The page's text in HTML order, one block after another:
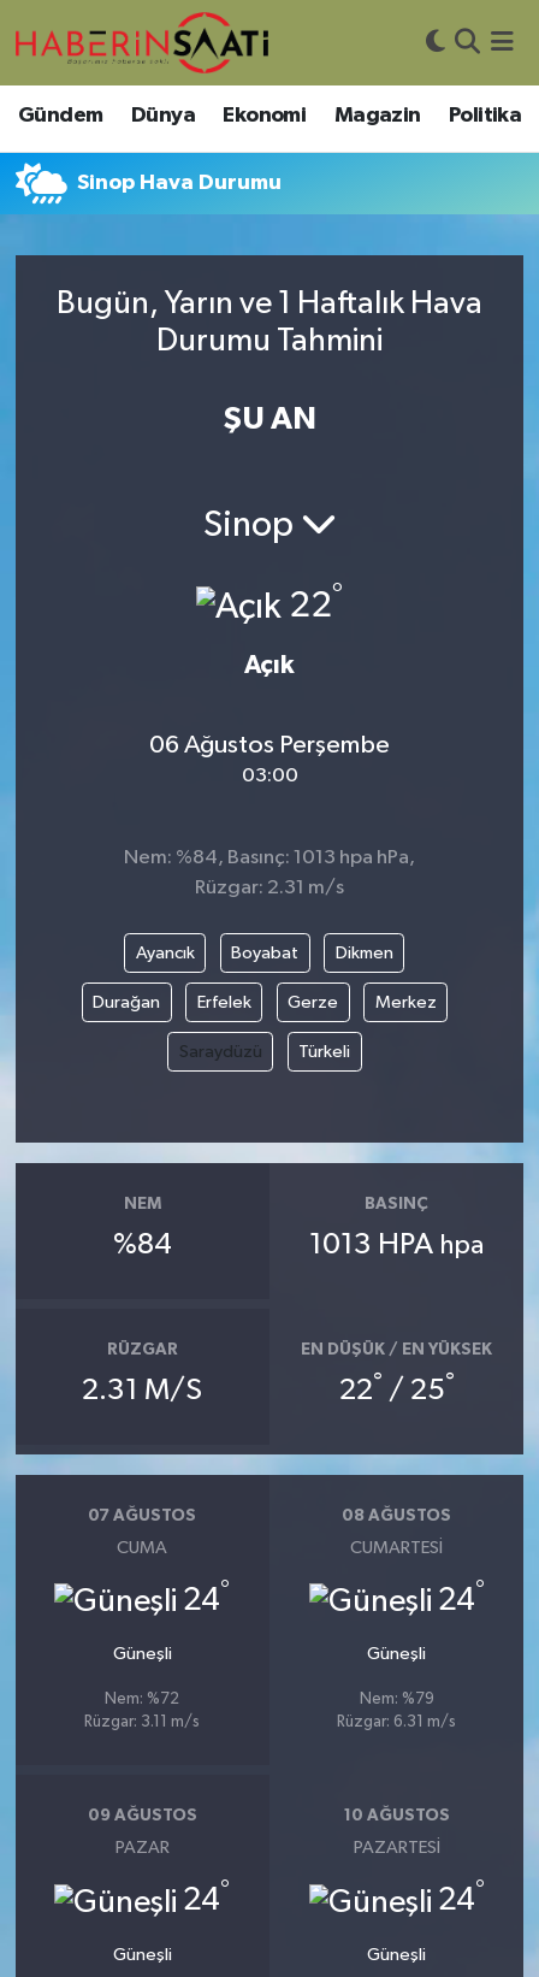
Gündem Dünya Ekonomi Magazin Politika
Sinop Hava Durumu
Bugün, Yarın ve 1 Haftalık Hava
Durumu Tahmini
ŞU AN
Sinop
22°
Açık
06 Ağustos Perşembe
03:00
Nem: %84, Basınç: 1013 hpa hPa,
Rüzgar: 2.31 m/s
Ayancık Boyabat Dikmen
Durağan Erfelek Gerze Merkez
Saraydüzü Türkeli
NEM
%84
BASINÇ
1013 HPA hpa
RÜZGAR
2.31 M/S
EN DÜŞÜK / EN YÜKSEK
22° / 25°
07 AĞUSTOS
CUMA
24°
Güneşli
Nem: %72
Rüzgar: 3.11 m/s
08 AĞUSTOS
CUMARTESI
24°
Güneşli
Nem: %79
Rüzgar: 6.31 m/s
09 AĞUSTOS
PAZAR
24°
Güneşli
10 AĞUSTOS
PAZARTESI
24°
Güneşli
Asayiş
Bilim ve Teknoloji
Çevre
Siyaset
Nöbetçi Eczaneler
Hava Durumu
Trafik Durumu
Tüm Manşetler